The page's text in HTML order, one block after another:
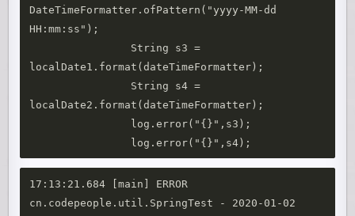
DateTimeFormatter.ofPattern("yyyy-MM-dd
HH:mm:ss");
localDate1.format(dateTimeFormatter);
localDate2.format(dateTimeFormatter);
17:13:21.684 [main] ERROR
cn.codepeople.util.SpringTest - 2020-01-02